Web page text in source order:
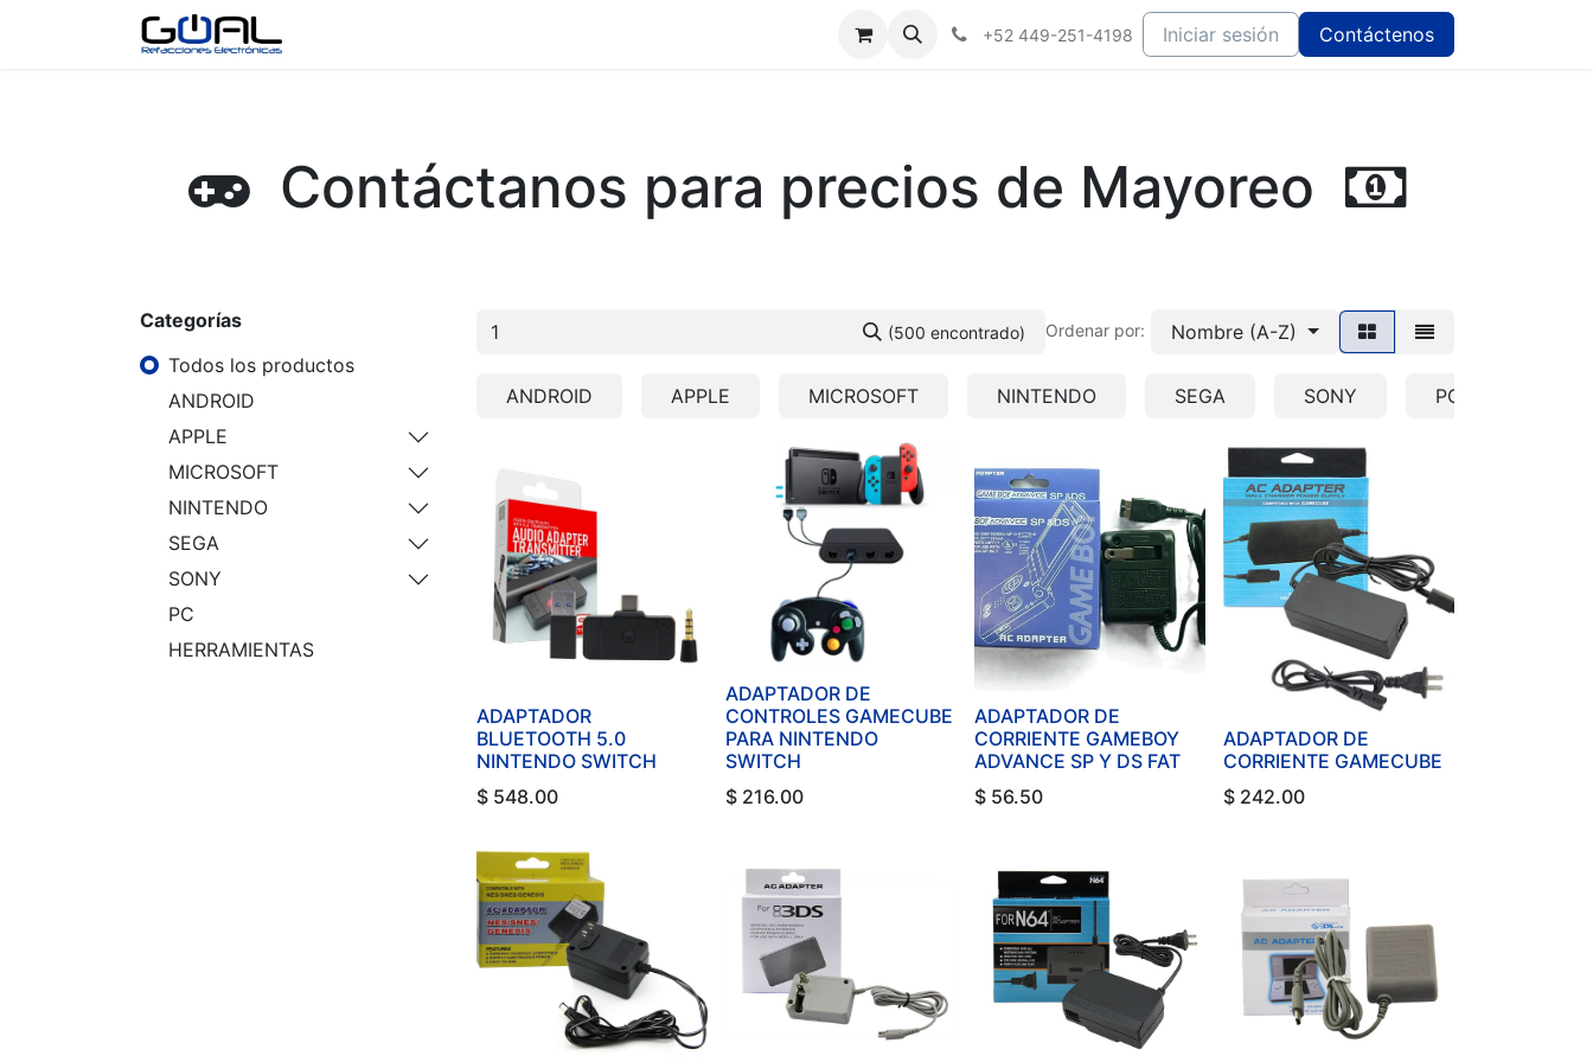
+52 449-251-4198 Iniciar sesión Contáctenos
Contáctanos para precios de Mayoreo
Categorías
Todos los productos
ANDROID
APPLE
MICROSOFT
NINTENDO
SEGA
SONY
PC
HERRAMIENTAS
(500 encontrado) Ordenar por: Nombre (A-Z)
ANDROID APPLE MICROSOFT NINTENDO SEGA SONY PC
ADAPTADOR
BLUETOOTH 5.0
NINTENDO SWITCH
$ 548.00
ADAPTADOR DE
CONTROLES GAMECUBE
PARA NINTENDO
SWITCH
$ 216.00
ADAPTADOR DE
CORRIENTE GAMEBOY
ADVANCE SP Y DS FAT
$ 56.50
ADAPTADOR DE
CORRIENTE GAMECUBE
$ 242.00